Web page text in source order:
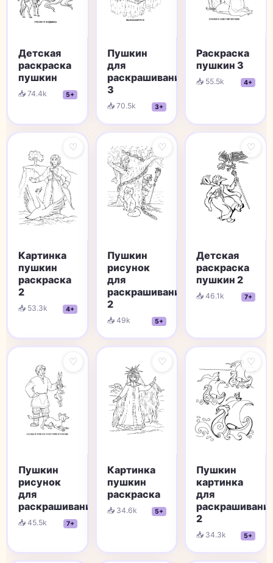
Детская
раскраска
пушкин
📥 74.4k 5+
Пушкин
для
раскрашивания
3
📥 70.5k 3+
Раскраска
пушкин 3
📥 55.5k 4+
♡
Картинка
пушкин
раскраска
2
📥 53.3k 4+
♡
Пушкин
рисунок
для
раскрашивания
2
📥 49k 5+
♡
Детская
раскраска
пушкин 2
📥 46.1k 7+
♡
Пушкин
рисунок
для
раскрашивания
📥 45.5k 7+
♡
Картинка
пушкин
раскраска
📥 34.6k 5+
♡
Пушкин
картинка
для
2
📥 34.3k 5+